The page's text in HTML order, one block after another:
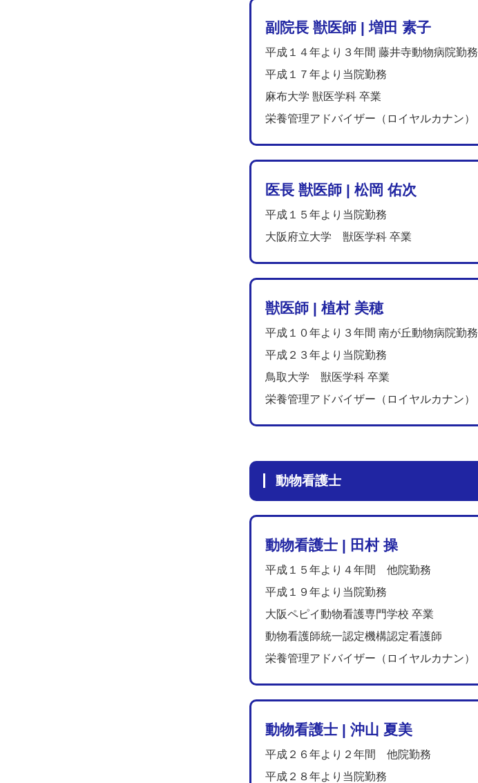
副院長 獣医師 | 増田 素子
平成１４年より３年間 藤井寺動物病院勤務
平成１７年より当院勤務
麻布大学 獣医学科 卒業
栄養管理アドバイザー（ロイヤルカナン）
医長 獣医師 | 松岡 佑次
平成１５年より当院勤務
大阪府立大学 獣医学科 卒業
獣医師 | 植村 美穂
平成１０年より３年間 南が丘動物病院勤務
平成２３年より当院勤務
鳥取大学 獣医学科 卒業
栄養管理アドバイザー（ロイヤルカナン）
動物看護士
動物看護士 | 田村 操
平成１５年より４年間 他院勤務
平成１９年より当院勤務
大阪ペピイ動物看護専門学校 卒業
動物看護師統一認定機構認定看護師
栄養管理アドバイザー（ロイヤルカナン）
動物看護士 | 沖山 夏美
平成２６年より２年間 他院勤務
平成２８年より当院勤務